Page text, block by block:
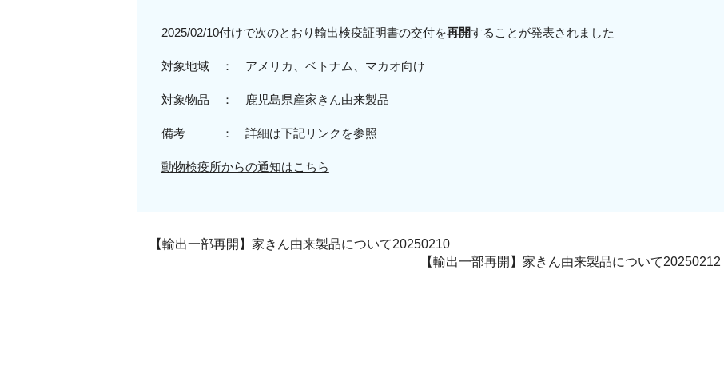
2025/02/10付けで次のとおり輸出検疫証明書の交付を再開することが発表されました
対象地域 ： アメリカ 、ベトナム、マカオ向け
対象物品 ： 鹿児島県産家きん由来製品
備考 ： 詳細は下記リンクを参照
動物検疫所からの通知はこちら
【輸出一部再開】家きん由来製品について20250210
【輸出一部再開】家きん由来製品について20250212